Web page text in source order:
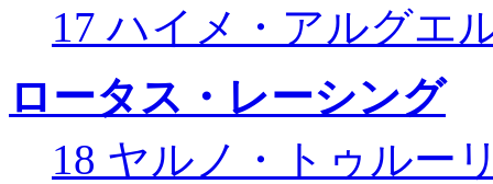
17 ハイメ・アルグエ
ロータス・レーシング
18 ヤルノ・トゥルー